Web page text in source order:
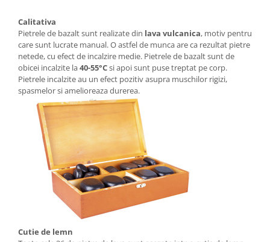
Joaca si sport exterior
Trambuline
Centre de joaca exterior
Patine de gheata
Patine gheata reglabile
Patine gheata fixe
Corturi si casute copii
Mese de Tenis
Articole de plaja
Jucarii pentru copii
Calitativa
Pietrele de bazalt sunt realizate din lava vulcanica, motiv pentru
care sunt lucrate manual. O astfel de munca are ca rezultat pietre
netede, cu efect de incalzire medie. Pietrele de bazalt sunt de
obicei incalzite la40-55°Csi apoi sunt puse treptat pe corp.
Pietrele incalzite au un efect pozitiv asupra muschilor rigizi,
spasmelor si amelioreaza durerea.
Cutie de lemn